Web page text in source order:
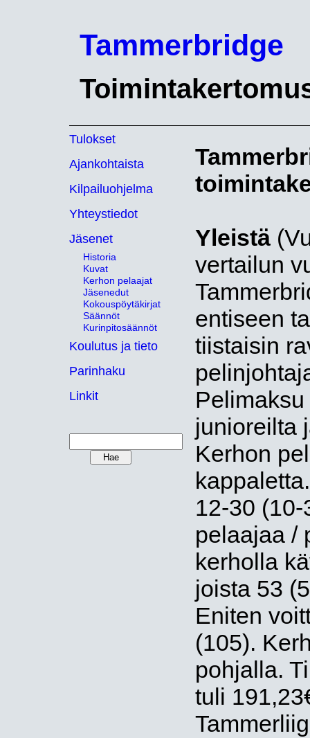
Tammerbridge
Tulokset
Ajankohtaista
Kilpailuohjelma
Yhteystiedot
Jäsenet
Historia
Kuvat
Kerhon pelaajat
Jäsenedut
Kokouspöytäkirjat
Säännöt
Kurinpitosäännöt
Koulutus ja tieto
Parinhaku
Linkit
Yleistä
vertailun
entiseen
tiistaisin
junioreilta
Kerhon
12-30
pelaajaa /
kerholla
joista 53
Eniten
(105).
pohjalla.
tuli